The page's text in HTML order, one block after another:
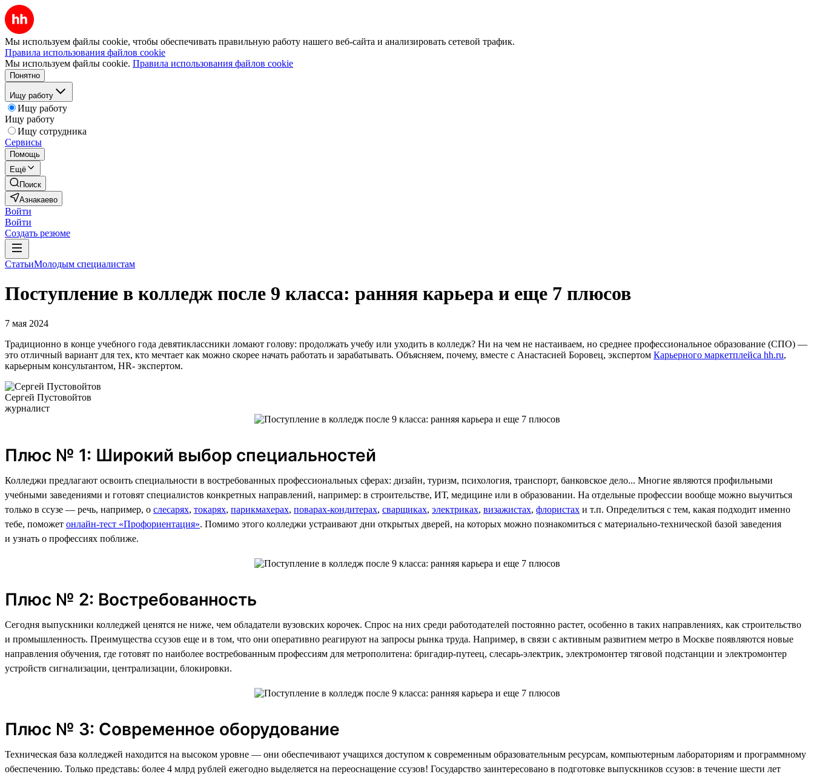
Мы используем файлы cookie, чтобы обеспечивать правильную работу нашего веб-сайта и анализировать сетевой трафик.
Правила использования файлов cookie
Мы используем файлы cookie. Правила использования файлов cookie
Понятно
Ищу работу
Ищу работу
Ищу работу
Ищу сотрудника
Сервисы
Помощь
Ещё
Поиск
Азнакаево
Войти
Войти
Создать резюме
СтатьиМолодым специалистам
Поступление в колледж после 9 класса: ранняя карьера и еще 7 плюсов
7 мая 2024
Традиционно в конце учебного года девятиклассники ломают голову: продолжать учебу или уходить в колледж? Ни на чем не настаиваем, но среднее профессиональное образование (СПО) —
это отличный вариант для тех, кто мечтает как можно скорее начать работать и зарабатывать. Объясняем, почему, вместе с Анастасией Боровец, экспертом Карьерного маркетплейса hh.ru,
карьерным консультантом, HR- экспертом.
Сергей Пустовойтов
журналист
Плюс № 1: Широкий выбор специальностей
Колледжи предлагают освоить специальности в востребованных профессиональных сферах: дизайн, туризм, психология, транспорт, банковское дело... Многие являются профильными
учебными заведениями и готовят специалистов конкретных направлений, например: в строительстве, ИТ, медицине или в образовании. На отдельные профессии вообще можно выучиться
только в ссузе — речь, например, о слесарях, токарях, парикмахерах, поварах-кондитерах, сварщиках, электриках, визажистах, флористах и т.п. Определиться с тем, какая подходит именно
тебе, поможет онлайн-тест «Профориентация». Помимо этого колледжи устраивают дни открытых дверей, на которых можно познакомиться с материально-технической базой заведения
и узнать о профессиях поближе.
Плюс № 2: Востребованность
Сегодня выпускники колледжей ценятся не ниже, чем обладатели вузовских корочек. Спрос на них среди работодателей постоянно растет, особенно в таких направлениях, как строительство
и промышленность. Преимущества ссузов еще и в том, что они оперативно реагируют на запросы рынка труда. Например, в связи с активным развитием метро в Москве появляются новые
направления обучения, где готовят по наиболее востребованным профессиям для метрополитена: бригадир-путеец, слесарь-электрик, электромонтер тяговой подстанции и электромонтер
устройств сигнализации, централизации, блокировки.
Плюс № 3: Современное оборудование
Техническая база колледжей находится на высоком уровне — они обеспечивают учащихся доступом к современным образовательным ресурсам, компьютерным лабораториям и программному
обеспечению. Только представь: более 4 млрд рублей ежегодно выделяется на переоснащение ссузов! Государство заинтересовано в подготовке выпускников ссузов: в течение шести лет